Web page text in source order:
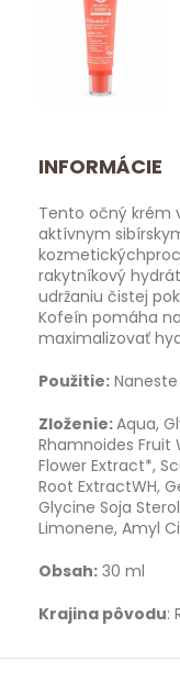
INFORMÁCIE
Tento očný krém
aktívnym
rakytníkový
udržaniu čistej
Kofeín pomáha
maximalizovať
Použitie:
Zloženie:Aqua,
Rhamnoides Fruit
Flower Extract*,
Root ExtractWH,
Glycine Soja
Limonene, Amyl
Obsah: 30 ml
Krajina pôvodu: